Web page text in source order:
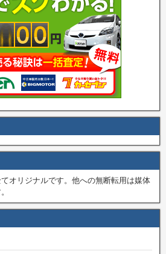
オリジナルです。他への無断転用は媒体